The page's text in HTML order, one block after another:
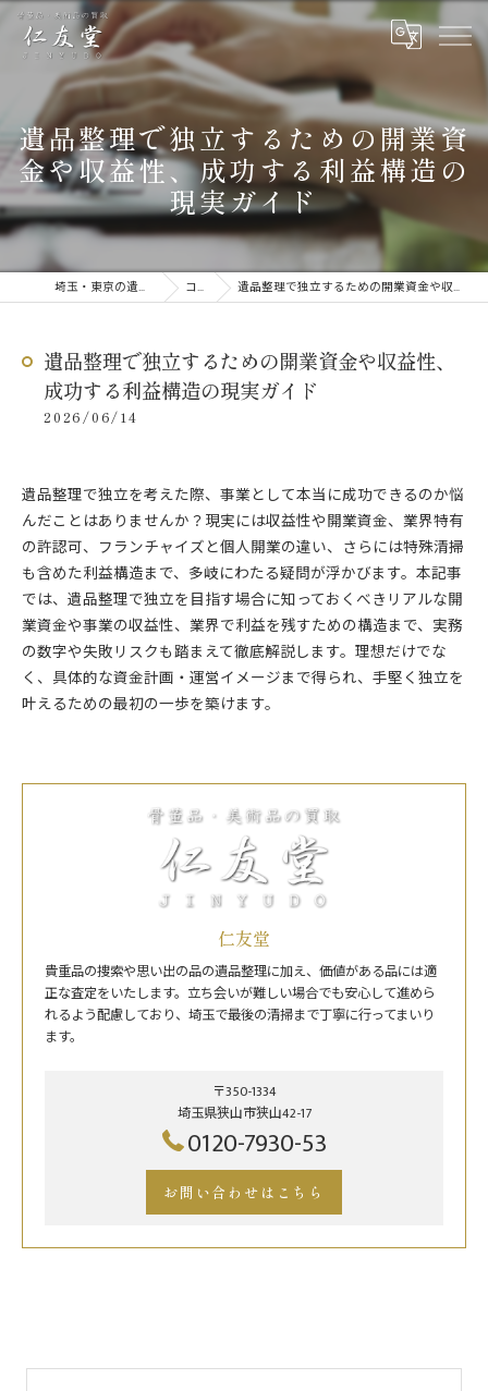
遺品整理で独立するための開業資
金や収益性、成功する利益構造の
現実ガイド
埼玉・東京の遺品整理なら仁友堂 コラム 遺品整理で独立するための開業資金や収益性、成功する利益構造の現実ガイド
遺品整理で独立するための開業資金や収益性、
成功する利益構造の現実ガイド
2026/06/14
遺品整理で独立を考えた際、事業として本当に成功できるのか悩
んだことはありませんか？現実には収益性や開業資金、業界特有
の許認可、フランチャイズと個人開業の違い、さらには特殊清掃
も含めた利益構造まで、多岐にわたる疑問が浮かびます。本記事
では、遺品整理で独立を目指す場合に知っておくべきリアルな開
業資金や事業の収益性、業界で利益を残すための構造まで、実務
の数字や失敗リスクも踏まえて徹底解説します。理想だけでな
く、具体的な資金計画・運営イメージまで得られ、手堅く独立を
叶えるための最初の一歩を築けます。
仁友堂
貴重品の捜索や思い出の品の遺品整理に加え、価値がある品には適
正な査定をいたします。立ち会いが難しい場合でも安心して進めら
れるよう配慮しており、埼玉で最後の清掃まで丁寧に行ってまいり
ます。
〒350-1334
埼玉県狭山市狭山42-17
0120-7930-53
お問い合わせはこちら